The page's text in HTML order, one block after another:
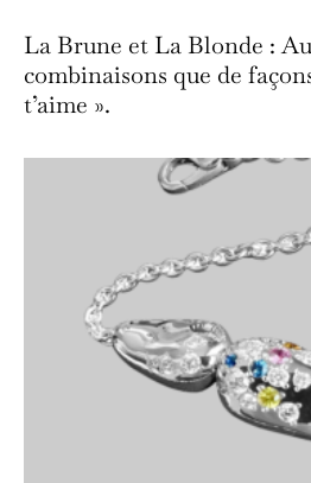
La Brune et La Blonde :
combinaisons que de
t’aime ».